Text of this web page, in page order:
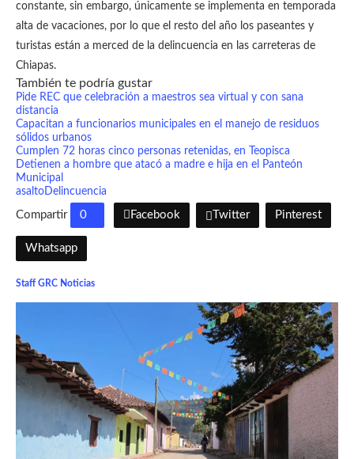
constante, sin embargo, únicamente se implementa en temporada
alta de vacaciones, por lo que el resto del año los paseantes y
turistas están a merced de la delincuencia en las carreteras de
Chiapas.
También te podría gustar
Pide REC que celebración a maestros sea virtual y con sana
distancia
Capacitan a funcionarios municipales en el manejo de residuos
sólidos urbanos
Cumplen 72 horas cinco personas retenidas, en Teopisca
Detienen a hombre que atacó a madre e hija en el Panteón
Municipal
asaltoDelincuencia
Compartir 0 Facebook Twitter Pinterest
Whatsapp
Staff GRC Noticias